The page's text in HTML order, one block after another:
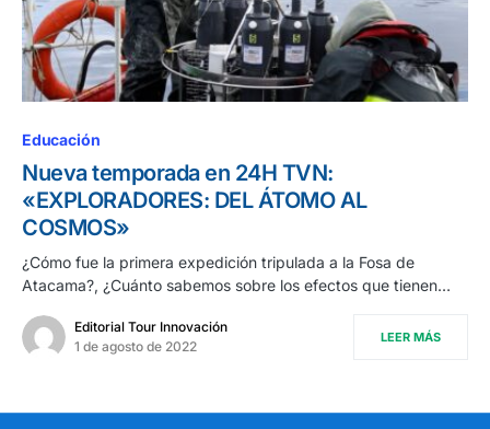
Educación
Nueva temporada en 24H TVN:
«EXPLORADORES: DEL ÁTOMO AL
COSMOS»
¿Cómo fue la primera expedición tripulada a la Fosa de
Atacama?, ¿Cuánto sabemos sobre los efectos que tienen…
Editorial Tour Innovación
1 de agosto de 2022
LEER MÁS